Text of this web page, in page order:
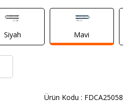
Siyah Mavi
Ürün Kodu : FDCA25058